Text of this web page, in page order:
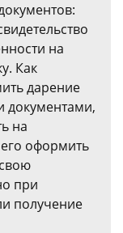
на
Как
дарение
документами,
на
оформить
при
получение